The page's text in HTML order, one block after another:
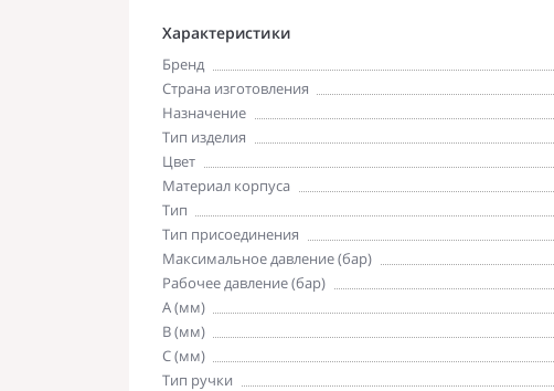
Характеристики
Бренд
Страна изготовления
Назначение
Тип изделия
Цвет
Материал корпуса
Тип
Тип присоединения
Максимальное давление (бар)
Рабочее давление (бар)
A (мм)
B (мм)
C (мм)
Тип ручки